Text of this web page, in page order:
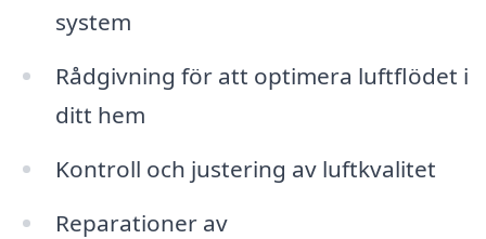
system
Rådgivning för att optimera luftflödet i
ditt hem
Kontroll och justering av luftkvalitet
Reparationer av